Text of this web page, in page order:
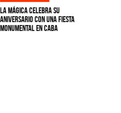
La Mágica celebra su
aniversario con una fiesta
monumental en CABA